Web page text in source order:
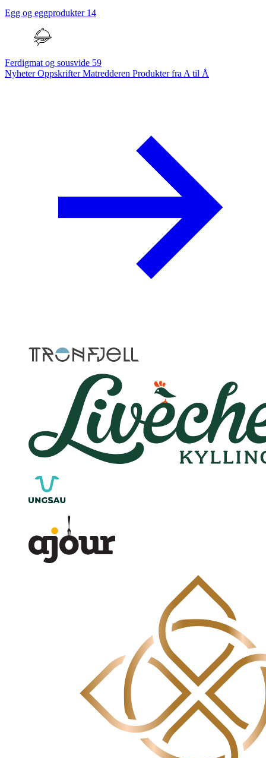
Egg og eggprodukter 14
Ferdigmat og sousvide 59
NyheterOppskrifterMatredderen Produkter fra A til Å